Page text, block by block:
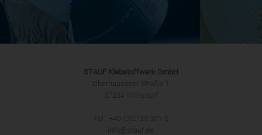
STAUF Klebstoffwerk GmbH
Oberhausener Straße 1
57234 Wilnsdorf
Tel.: +49 (0)2739 301-0
info@stauf.de